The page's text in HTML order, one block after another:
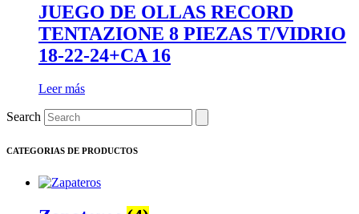
JUEGO DE OLLAS RECORD
TENTAZIONE 8 PIEZAS T/VIDRIO
18-22-24+CA 16
Leer más
Search
CATEGORIAS DE PRODUCTOS